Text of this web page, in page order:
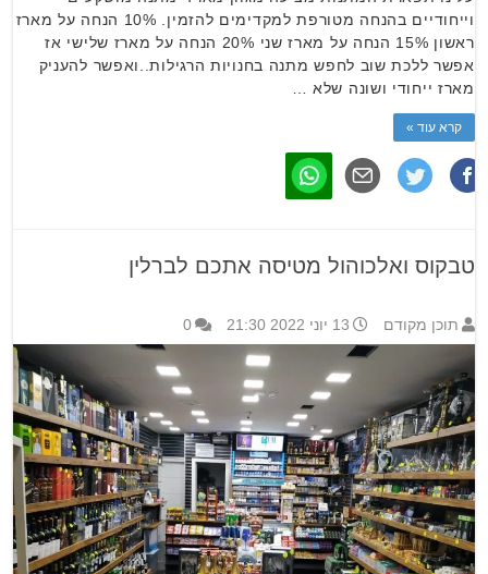
וייחודיים בהנחה מטורפת למקדימים להזמין. 10% הנחה על מארז
ראשון 15% הנחה על מארז שני 20% הנחה על מארז שלישי אז
אפשר ללכת שוב לחפש מתנה בחנויות הרגילות..ואפשר להעניק
מארז ייחודי ושונה שלא …
קרא עוד »
טבקוס ואלכוהול מטיסה אתכם לברלין
תוכן מקודם 13 יוני 2022 21:30 0